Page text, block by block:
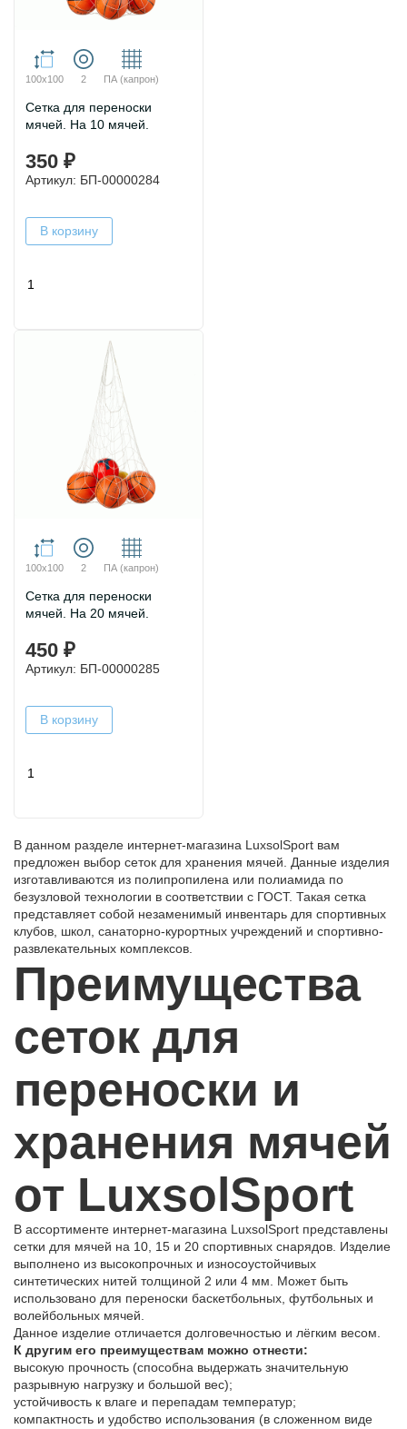
100х100 2 ПА (капрон)
Сетка для переноски
мячей. На 10 мячей.
350 ₽
Артикул: БП-00000284
В корзину
100х100 2 ПА (капрон)
Сетка для переноски
мячей. На 20 мячей.
450 ₽
Артикул: БП-00000285
В корзину
В данном разделе интернет-магазина LuxsolSport вам
предложен выбор сеток для хранения мячей. Данные изделия
изготавливаются из полипропилена или полиамида по
безузловой технологии в соответствии с ГОСТ. Такая сетка
представляет собой незаменимый инвентарь для спортивных
клубов, школ, санаторно-курортных учреждений и спортивно-
развлекательных комплексов.
Преимущества
сеток для
переноски и
хранения мячей
от LuxsolSport
В ассортименте интернет-магазина LuxsolSport представлены
сетки для мячей на 10, 15 и 20 спортивных снарядов. Изделие
выполнено из высокопрочных и износоустойчивых
синтетических нитей толщиной 2 или 4 мм. Может быть
использовано для переноски баскетбольных, футбольных и
волейбольных мячей.
Данное изделие отличается долговечностью и лёгким весом.
К другим его преимуществам можно отнести:
высокую прочность (способна выдержать значительную
разрывную нагрузку и большой вес);
устойчивость к влаге и перепадам температур;
компактность и удобство использования (в сложенном виде